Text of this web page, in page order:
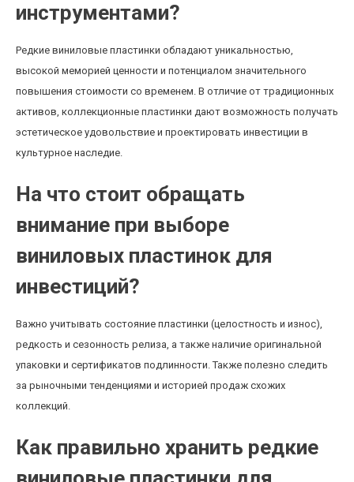
инструментами?
Редкие виниловые пластинки обладают уникальностью,
высокой меморией ценности и потенциалом значительного
повышения стоимости со временем. В отличие от традиционных
активов, коллекционные пластинки дают возможность получать
эстетическое удовольствие и проектировать инвестиции в
культурное наследие.
На что стоит обращать
внимание при выборе
виниловых пластинок для
инвестиций?
Важно учитывать состояние пластинки (целостность и износ),
редкость и сезонность релиза, а также наличие оригинальной
упаковки и сертификатов подлинности. Также полезно следить
за рыночными тенденциями и историей продаж схожих
коллекций.
Как правильно хранить редкие